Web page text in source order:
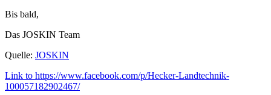
Bis bald,
Das JOSKIN Team
Quelle: JOSKIN
Link to https://www.facebook.com/p/Hecker-Landtechnik-
100057182902467/